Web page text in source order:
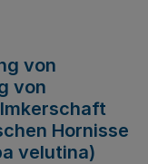
von
von
Hornisse
velutina)